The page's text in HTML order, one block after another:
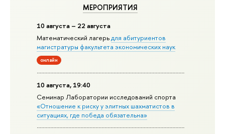
МЕРОПРИЯТИЯ
10 августа – 22 августа
Математический лагерьдля абитуриентов
магистратуры факультета экономических наук
онлайн
10 августа, 19:40
Семинар Лаборатории исследований спорта
«Отношение к риску у элитных шахматистов в
ситуациях, где победа обязательна»